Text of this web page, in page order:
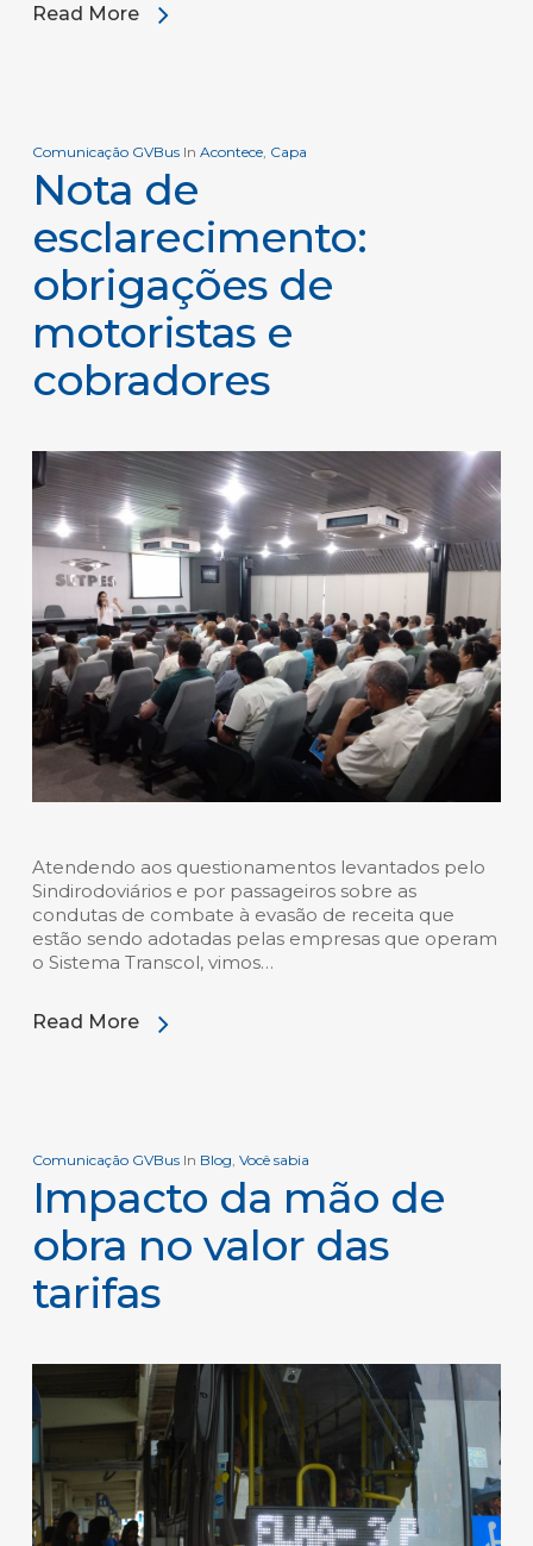
Read More
Comunicação GVBus In Acontece, Capa
Nota de
esclarecimento:
obrigações de
motoristas e
cobradores
Atendendo aos questionamentos levantados pelo
Sindirodoviários e por passageiros sobre as
condutas de combate à evasão de receita que
estão sendo adotadas pelas empresas que operam
o Sistema Transcol, vimos…
Read More
Comunicação GVBus In Blog, Você sabia
Impacto da mão de
obra no valor das
tarifas